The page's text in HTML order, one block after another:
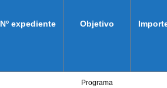
Nº expediente Objetivo
Programa